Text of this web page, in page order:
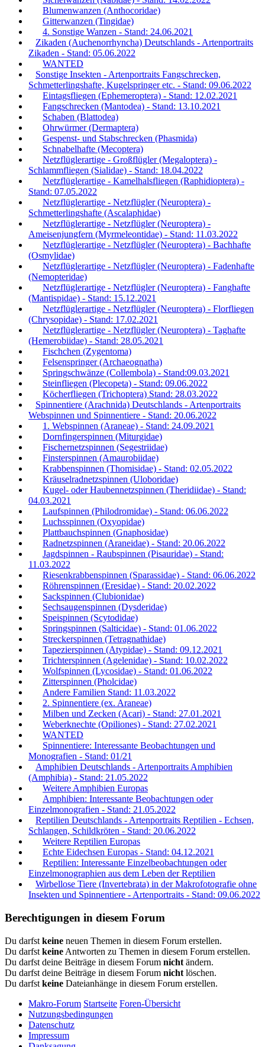
Blumenwanzen (Anthocoridae)
Gitterwanzen (Tingidae)
4. Sonstige Wanzen - Stand: 24.06.2021
Zikaden (Auchenorrhyncha) Deutschlands - Artenportraits
Zikaden - Stand: 05.06.2022
WANTED
Sonstige Insekten - Artenportraits Fangschrecken,
Schmetterlingshafte, Kugelspringer etc. - Stand: 09.06.2022
Eintagsfliegen (Ephemeroptera) - Stand: 12.02.2021
Fangschrecken (Mantodea) - Stand: 13.10.2021
Schaben (Blattodea)
Ohrwürmer (Dermaptera)
Gespenst- und Stabschrecken (Phasmida)
Schnabelhafte (Mecoptera)
Netzflüglerartige - Großflügler (Megaloptera) -
Schlammfliegen (Sialidae) - Stand: 18.04.2022
Netzflüglerartige - Kamelhalsfliegen (Raphidioptera) -
Stand: 07.05.2022
Netzflüglerartige - Netzflügler (Neuroptera) -
Schmetterlingshafte (Ascalaphidae)
Netzflüglerartige - Netzflügler (Neuroptera) -
Ameisenjungfern (Myrmeleontidae) - Stand: 11.03.2022
Netzflüglerartige - Netzflügler (Neuroptera) - Bachhafte
(Osmylidae)
Netzflüglerartige - Netzflügler (Neuroptera) - Fadenhafte
(Nemopteridae)
Netzflüglerartige - Netzflügler (Neuroptera) - Fanghafte
(Mantispidae) - Stand: 15.12.2021
Netzflüglerartige - Netzflügler (Neuroptera) - Florfliegen
(Chrysopidae) - Stand: 17.02.2021
Netzflüglerartige - Netzflügler (Neuroptera) - Taghafte
(Hemerobiidae) - Stand: 28.05.2021
Fischchen (Zygentoma)
Felsenspringer (Archaeognatha)
Springschwänze (Collembola) - Stand:09.03.2021
Steinfliegen (Plecopeta) - Stand: 09.06.2022
Köcherfliegen (Trichoptera) Stand: 28.03.2022
Spinnentiere (Arachnida) Deutschlands - Artenportraits
Webspinnen und Spinnentiere - Stand: 20.06.2022
1. Webspinnen (Araneae) - Stand: 24.09.2021
Dornfingerspinnen (Miturgidae)
Fischernetzspinnen (Segestriidae)
Finsterspinnen (Amaurobiidae)
Krabbenspinnen (Thomisidae) - Stand: 02.05.2022
Kräuselradnetzspinnen (Uloboridae)
Kugel- oder Haubennetzspinnen (Theridiidae) - Stand:
04.03.2021
Laufspinnen (Philodromidae) - Stand: 06.06.2022
Luchsspinnen (Oxyopidae)
Plattbauchspinnen (Gnaphosidae)
Radnetzspinnen (Araneidae) - Stand: 20.06.2022
Jagdspinnen - Raubspinnen (Pisauridae) - Stand:
11.03.2022
Riesenkrabbenspinnen (Sparassidae) - Stand: 06.06.2022
Röhrenspinnen (Eresidae) - Stand: 20.02.2022
Sackspinnen (Clubionidae)
Sechsaugenspinnen (Dysderidae)
Speispinnen (Scytodidae)
Springspinnen (Salticidae) - Stand: 01.06.2022
Streckerspinnen (Tetragnathidae)
Tapezierspinnen (Atypidae) - Stand: 09.12.2021
Trichterspinnen (Agelenidae) - Stand: 10.02.2022
Wolfspinnen (Lycosidae) - Stand: 01.06.2022
Zitterspinnen (Pholcidae)
Andere Familien Stand: 11.03.2022
2. Spinnentiere (ex. Araneae)
Milben und Zecken (Acari) - Stand: 27.01.2021
Weberknechte (Opiliones) - Stand: 27.02.2021
WANTED
Spinnentiere: Interessante Beobachtungen und
Monografien - Stand: 01/21
Amphibien Deutschlands - Artenportraits Amphibien
(Amphibia) - Stand: 21.05.2022
Weitere Amphibien Europas
Amphibien: Interessante Beobachtungen oder
Einzelmonografien - Stand: 21.05.2022
Reptilien Deutschlands - Artenportraits Reptilien - Echsen,
Schlangen, Schildkröten - Stand: 20.06.2022
Weitere Reptilien Europas
Echte Eidechsen Europas - Stand: 04.12.2021
Reptilien: Interessante Einzelbeobachtungen oder
Einzelmonographien aus dem Leben der Reptilien
Wirbellose Tiere (Invertebrata) in der Makrofotografie ohne
Insekten und Spinnentiere - Artenportraits - Stand: 09.06.2022
Berechtigungen in diesem Forum
Du darfst keine neuen Themen in diesem Forum erstellen.
Du darfst keine Antworten zu Themen in diesem Forum erstellen.
Du darfst deine Beiträge in diesem Forum nicht ändern.
Du darfst deine Beiträge in diesem Forum nicht löschen.
Du darfst keine Dateianhänge in diesem Forum erstellen.
Makro-Forum Startseite Foren-Übersicht
Nutzungsbedingungen
Datenschutz
Impressum